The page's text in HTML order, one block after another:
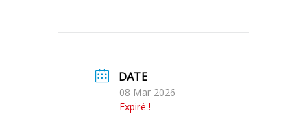
DATE
08 Mar 2026
Expiré !